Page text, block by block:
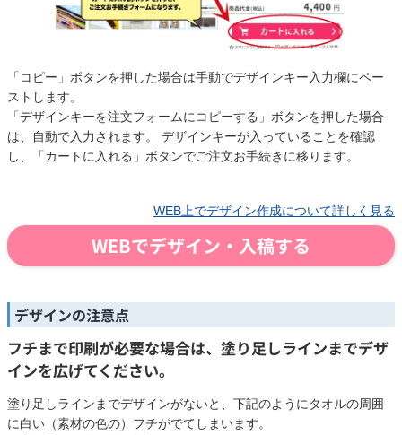
「コピー」ボタンを押した場合は手動でデザインキー入力欄にペー
ストします。
「デザインキーを注文フォームにコピーする」ボタンを押した場合
は、自動で入力されます。 デザインキーが入っていることを確認
し、「カートに入れる」ボタンでご注文お手続きに移ります。
WEB上でデザイン作成について詳しく見る
WEBでデザイン・入稿する
デザインの注意点
フチまで印刷が必要な場合は、塗り足しラインまでデザ
インを広げてください。
塗り足しラインまでデザインがないと、下記のようにタオルの周囲
に白い（素材の色の）フチがでてしまいます。